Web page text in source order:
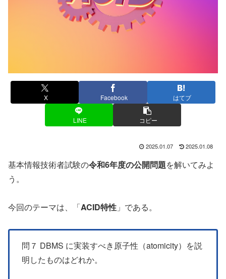
X Facebook はてブ
LINE コピー
2025.01.07 2025.01.08
基本情報技術者試験の令和6年度の公開問題を解いてみよ
う。
今回のテーマは、「ACID特性 」である。
問７ DBMS に実装すべき原子性（atomicity）を説
明したものはどれか。